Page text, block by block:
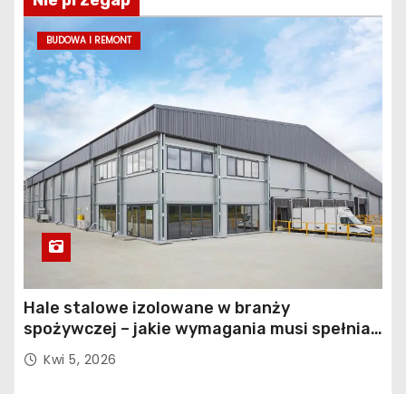
BUDOWA I REMONT
Hale stalowe izolowane w branży
spożywczej – jakie wymagania musi spełniać
konstrukcja obiektu?
Kwi 5, 2026